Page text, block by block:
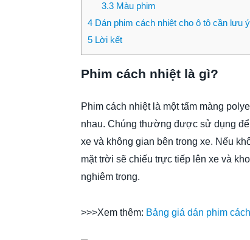
3.3Màu phim
4 Dán phim cách nhiệt cho ô tô cần lưu
5 Lời kết
Phim cách nhiệt là gì?
Phim cách nhiệt là một tấm màng
nhau. Chúng thường được sử dụng
xe và không gian bên trong xe. Nếu
mặt trời sẽ chiếu trực tiếp lên xe và
nghiêm trọng.
>>>Xem thêm: Bảng giá dán phim